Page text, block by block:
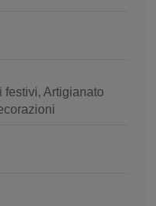
festivi, Artigianato